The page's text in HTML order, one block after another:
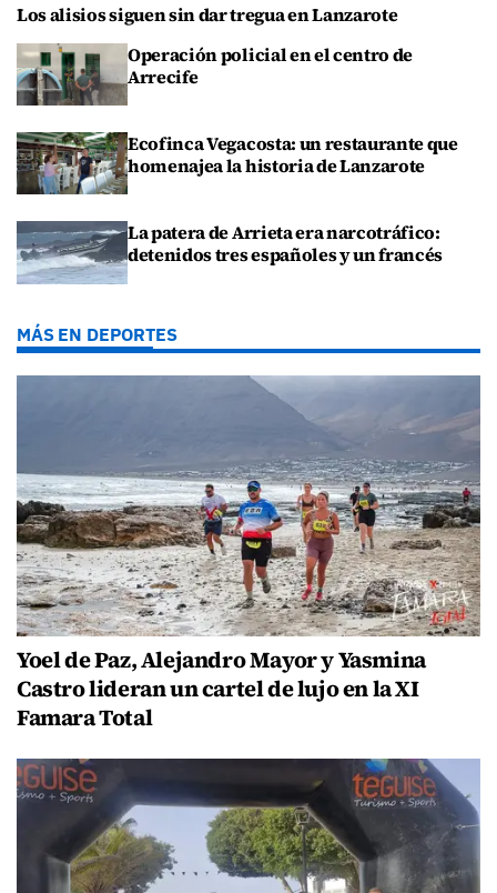
Los alisios siguen sin dar tregua en Lanzarote
Operación policial en el centro de
Arrecife
Ecofinca Vegacosta: un restaurante que
homenajea la historia de Lanzarote
La patera de Arrieta era narcotráfico:
detenidos tres españoles y un francés
MÁS EN DEPORTES
Yoel de Paz, Alejandro Mayor y Yasmina
Castro lideran un cartel de lujo en la XI
Famara Total